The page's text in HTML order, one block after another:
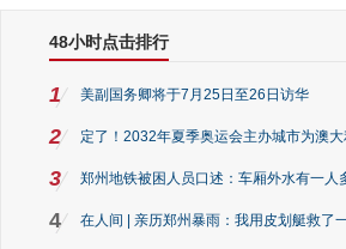
48小时点击排行
1 美副国务卿将于7月25日至26日访华
2 定了！2032年夏季奥运会主办城市为澳
3 郑州地铁被困人员口述：车厢外水有一人
4 在人间 | 亲历郑州暴雨：我用皮划艇救了